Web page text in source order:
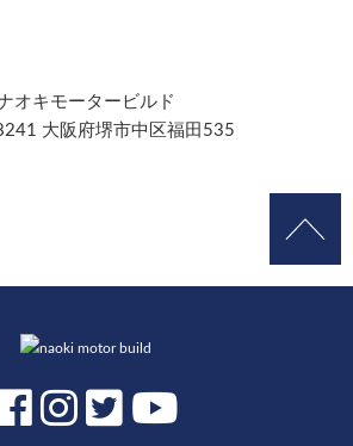
オキモータービルド
大阪府堺市中区福田535